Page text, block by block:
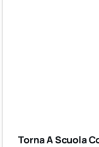
Torna A Scuola